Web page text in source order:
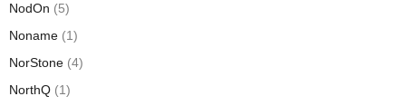
NodOn (5)
Noname (1)
NorStone (4)
NorthQ (1)